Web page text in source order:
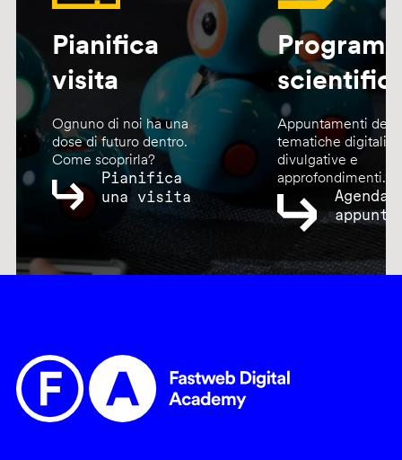
Pianifica
visita
Ognuno di noi ha una
dose di futuro dentro.
Come scoprirla?
Pianifica
una visita
Appuntamenti
tematiche digitali,
divulgative e
approfondimenti.
Agenda